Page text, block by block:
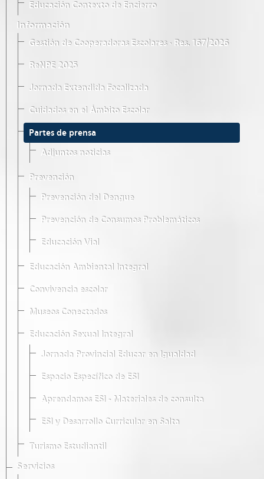
Educación Contexto de Encierro
Información
Gestión de Cooperadoras Escolares · Res. 167/2026
ReNPE 2025
Jornada Extendida Focalizada
Cuidados en el Ámbito Escolar
Partes de prensa
Adjuntos noticias
Prevención
Prevención del Dengue
Prevención de Consumos Problemáticos
Educación Vial
Educación Ambiental Integral
Convivencia escolar
Museos Conectados
Educación Sexual Integral
Jornada Provincial Educar en Igualdad
Espacio Específico de ESI
Aprendamos ESI - Materiales de consulta
ESI y Desarrollo Curricular en Salta
Turismo Estudiantil
Servicios